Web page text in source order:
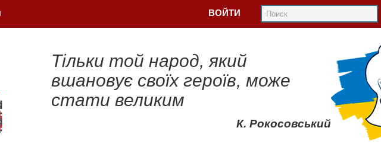
ВОЙТИ
Тільки той народ, який
вшановує своїх героїв, може
стати великим
К. Рокосовський